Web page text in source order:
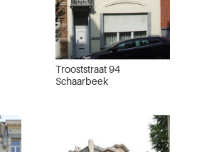
Trooststraat 94
Schaarbeek